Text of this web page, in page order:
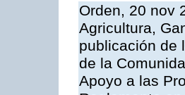
Orden, 20 nov
Agricultura,
publicación de
de la
Apoyo a las